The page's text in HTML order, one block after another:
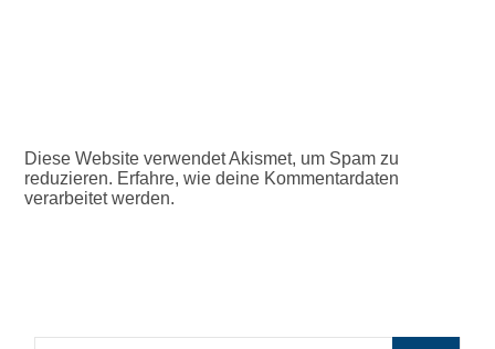
Diese Website verwendet Akismet, um Spam zu
reduzieren. Erfahre, wie deine Kommentardaten
verarbeitet werden.